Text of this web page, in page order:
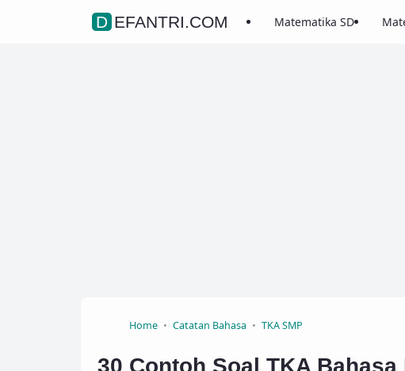
DEFANTRI.COM Matematika SD
Home Catatan Bahasa TKA SMP
30 Contoh Soal TKA